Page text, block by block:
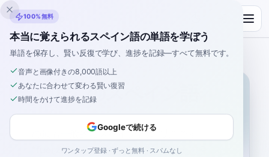
Inklingo
「力」のスペイン語
の最も一般的なスペイン語は“
fuerza”—物理的な強さや、押したり引いた
100%無料
本当に覚えられるスペイン語の単語を学ぼう
単語を保存し、賢い反復で学び、進捗を記録—すべて無料です。
音声と画像付きの8,000語以上
あなたに合わせて変わる賢い復習
時間をかけて進捗を記録
Googleで続ける
ワンタップ登録 · ずっと無料 · スパムなし